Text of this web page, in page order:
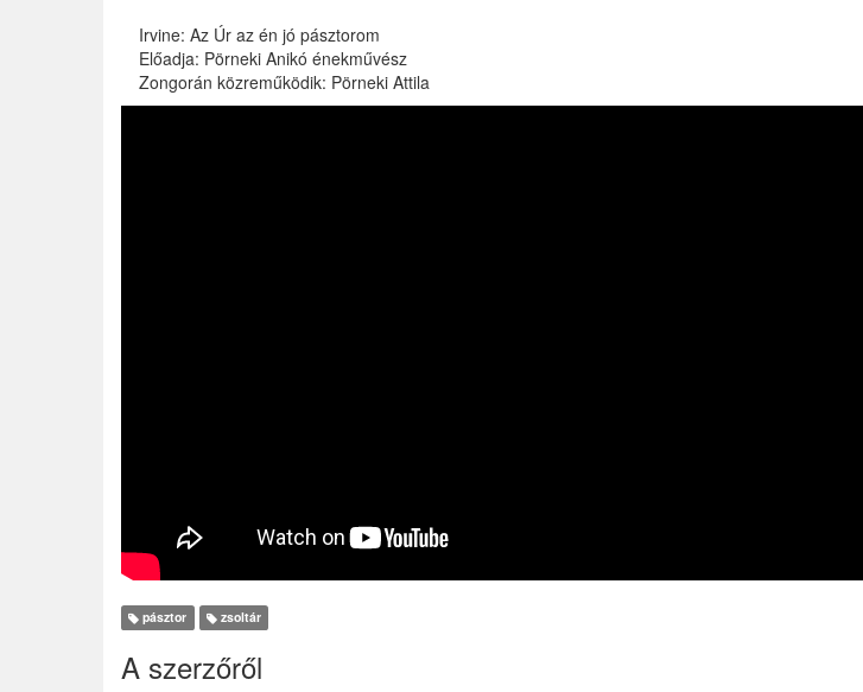
Irvine: Az Úr az én jó pásztorom
Előadja: Pörneki Anikó énekművész
Zongorán közreműködik: Pörneki Attila
pásztor zsoltár
A szerzőről